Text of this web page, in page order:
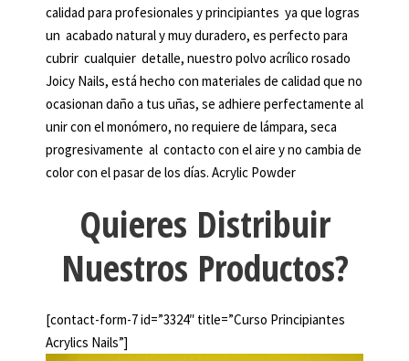
calidad para profesionales y principiantes ya que logras
un acabado natural y muy duradero, es perfecto para
cubrir cualquier detalle, nuestro polvo acrílico rosado
Joicy Nails, está hecho con materiales de calidad que no
ocasionan daño a tus uñas, se adhiere perfectamente al
unir con el monómero, no requiere de lámpara, seca
progresivamente al contacto con el aire y no cambia de
color con el pasar de los días. Acrylic Powder
Quieres Distribuir
Nuestros Productos?
[contact-form-7 id=”3324″ title=”Curso Principiantes
Acrylics Nails”]